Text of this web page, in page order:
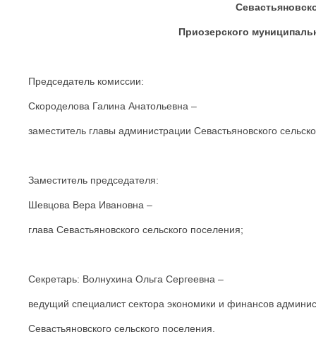
Приозерского
Председатель комиссии:
Скороделова Галина Анатольевна –
заместитель главы администрации Севастьяновского
Заместитель председателя:
Шевцова Вера Ивановна –
глава Севастьяновского сельского поселения;
Секретарь: Волнухина Ольга Сергеевна –
ведущий специалист сектора экономики и финансов
Севастьяновского сельского поселения.